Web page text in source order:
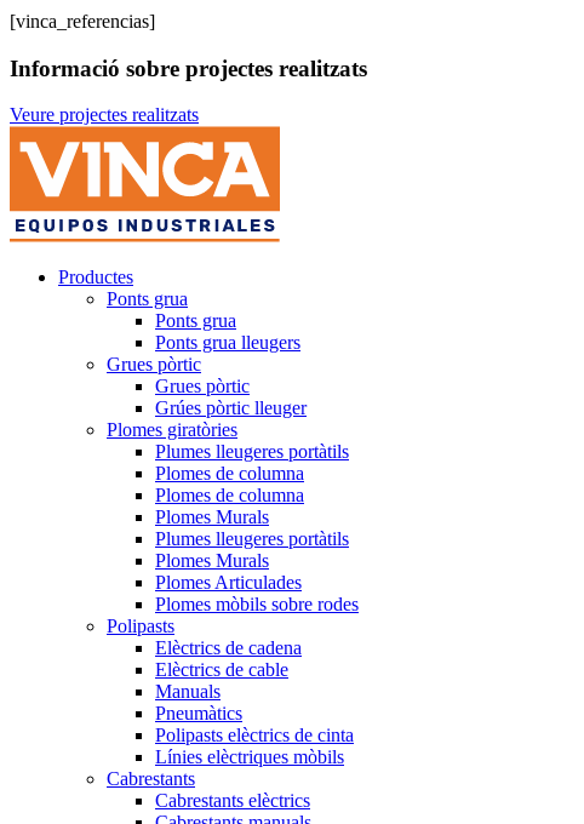
[vinca_referencias]
Informació sobre projectes realitzats
Veure projectes realitzats
Productes
Ponts grua
Ponts grua
Ponts grua lleugers
Grues pòrtic
Grues pòrtic
Grúes pòrtic lleuger
Plomes giratòries
Plumes lleugeres portàtils
Plomes de columna
Plomes de columna
Plomes Murals
Plumes lleugeres portàtils
Plomes Murals
Plomes Articulades
Plomes mòbils sobre rodes
Polipasts
Elèctrics de cadena
Elèctrics de cable
Manuals
Pneumàtics
Polipasts elèctrics de cinta
Línies elèctriques mòbils
Cabrestants
Cabrestants elèctrics